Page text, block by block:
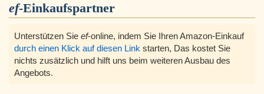
ef-Einkaufspartner
Unterstützen Sie ef-online, indem Sie Ihren Amazon-Einkauf
durch einen Klick auf diesen Link starten, Das kostet Sie
nichts zusätzlich und hilft uns beim weiteren Ausbau des
Angebots.